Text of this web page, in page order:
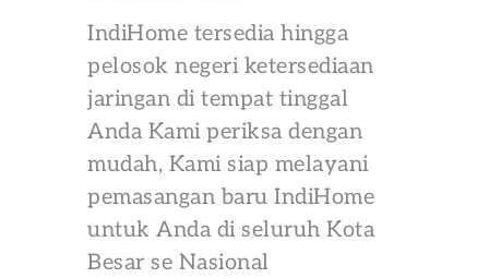
IndiHome tersedia hingga
pelosok negeri ketersediaan
jaringan di tempat tinggal
Anda Kami periksa dengan
mudah, Kami siap melayani
pemasangan baru IndiHome
untuk Anda di seluruh Kota
Besar se Nasional